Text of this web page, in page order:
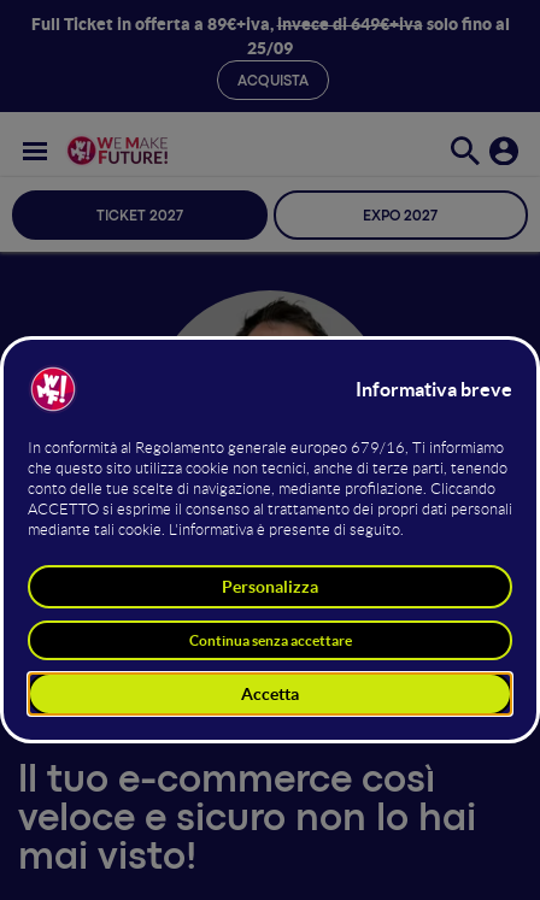
Full Ticket in offerta a 89€+iva,invece di 649€+ivasolo fino al
25/09
ACQUISTA
TICKET 2027 EXPO 2027
Senior Full-stack Developer
Netsons
15 giugno 2023 16:20 - 17:00
E-Commerce Kit
ll tuo e-commerce così
veloce e sicuro non lo hai
mai visto!